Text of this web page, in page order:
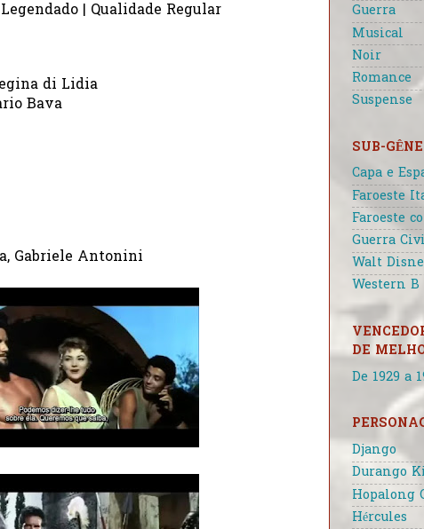
| Qualidade Regular
di Lidia
Bava
Gabriele Antonini
Guerra
Musical
Noir
Romance
Suspense
SUB-
Capa e
Faroeste
Faroeste
Guerra
Walt
Western B
DE
De 1929 a
Django
Durango
Hopalong
Hércules